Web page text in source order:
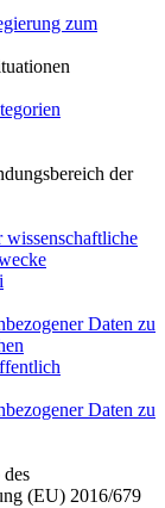
zum
der
Daten zu
Daten zu
(EU) 2016/679